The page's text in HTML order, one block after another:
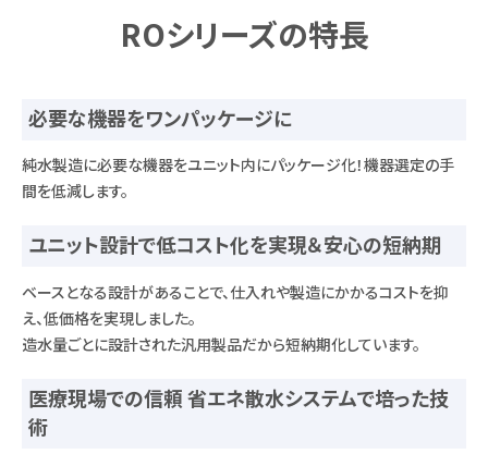
ROシリーズの特長
必要な機器をワンパッケージに
純水製造に必要な機器をユニット内にパッケージ化！機器選定の手
間を低減します。
ユニット設計で低コスト化を実現＆安心の短納期
ベースとなる設計があることで、仕入れや製造にかかるコストを抑
え、低価格を実現しました。
造水量ごとに設計された汎用製品だから短納期化しています。
医療現場での信頼 省エネ散水システムで培った技
術